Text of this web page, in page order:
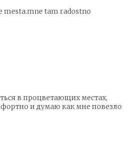
mesta.mne tam radostno
в процветающих местах,
и думаю как мне повезло